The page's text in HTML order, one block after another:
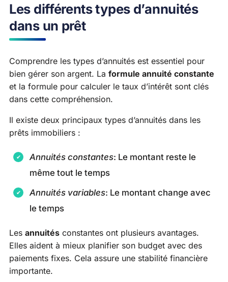
Les différents types d’annuités
dans un prêt
Comprendre les types d’annuités est essentiel pour
bien gérer son argent. La formule annuité constante
et la formule pour calculer le taux d’intérêt sont clés
dans cette compréhension.
Il existe deux principaux types d’annuités dans les
prêts immobiliers :
Annuités constantes: Le montant reste le
même tout le temps
Annuités variables: Le montant change avec
le temps
Les annuités constantes ont plusieurs avantages.
Elles aident à mieux planifier son budget avec des
paiements fixes. Cela assure une stabilité financière
importante.